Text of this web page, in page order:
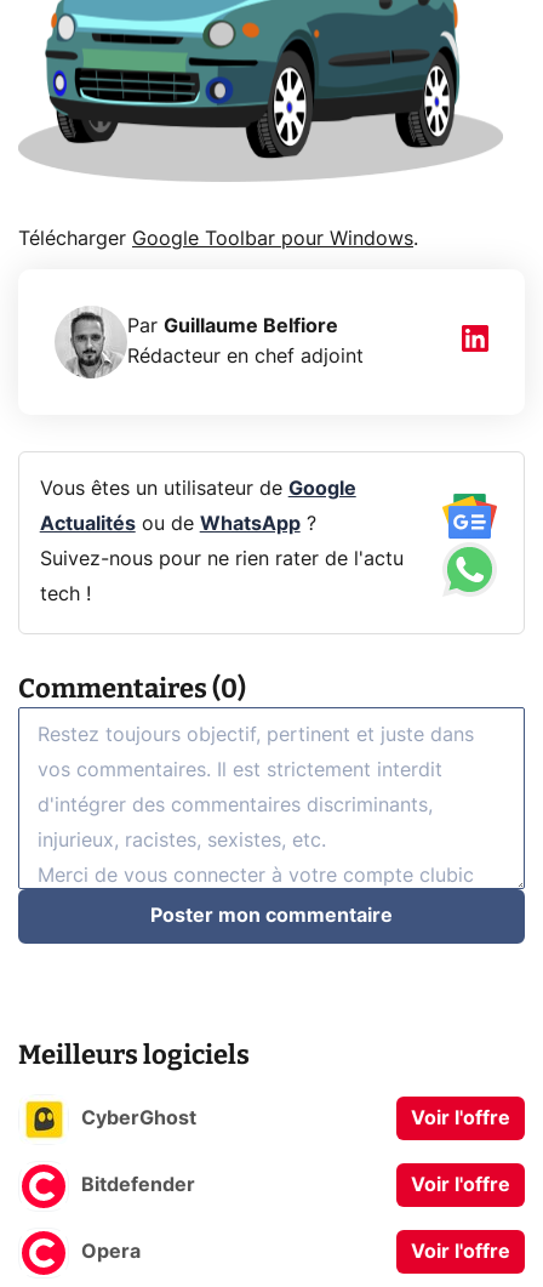
Télécharger Google Toolbar pour Windows.
Par Guillaume Belfiore
Rédacteur en chef adjoint
Vous êtes un utilisateur de Google
Actualitésou de WhatsApp?
Suivez-nous pour ne rien rater de l'actu
tech !
Commentaires (0)
Poster mon commentaire
Meilleurs logiciels
CyberGhost Voir l'offre
Bitdefender Voir l'offre
Opera Voir l'offre